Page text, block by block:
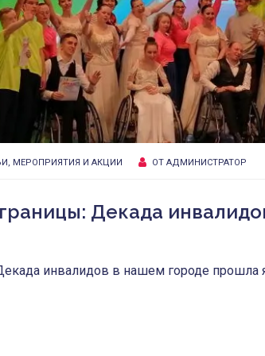
, МЕРОПРИЯТИЯ И АКЦИИ ОТ АДМИНИСТРАТОР
Декада
инвалидов в нашем городе прошла